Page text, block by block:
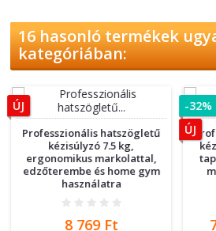
16 hasonló termékek
kategóriában:
Professzionális hatszögletű
kézisúlyzó 7.5 kg,
ergonomikus markolattal,
edzőterembe és home gym
használatra
Ár
8 769 Ft
ÚJ
-32%
ÚJ